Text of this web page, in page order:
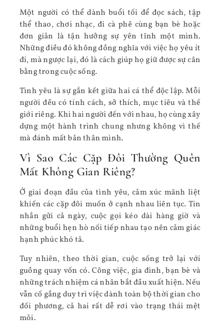
Một người có thể dành buổi tối để đọc sách, tập
thể thao, chơi nhạc, đi cà phê cùng bạn bè hoặc
đơn giản là tận hưởng sự yên tĩnh một mình.
Những điều đó không đồng nghĩa với việc họ yêu ít
đi, mà ngược lại, đó là cách giúp họ giữ được sự cân
bằng trong cuộc sống.
Tình yêu là sự gắn kết giữa hai cá thể độc lập. Mỗi
người đều có tính cách, sở thích, mục tiêu và thế
giới riêng. Khi hai người đến với nhau, họ cùng xây
dựng một hành trình chung nhưng không vì thế
mà đánh mất bản thân mình.
Vì Sao Các Cặp Đôi Thường Quên
Mất Không Gian Riêng?
Ở giai đoạn đầu của tình yêu, cảm xúc mãnh liệt
khiến các cặp đôi muốn ở cạnh nhau liên tục. Tin
nhắn gửi cả ngày, cuộc gọi kéo dài hàng giờ và
những buổi hẹn hò nối tiếp nhau tạo nên cảm giác
hạnh phúc khó tả.
Tuy nhiên, theo thời gian, cuộc sống trở lại với
guồng quay vốn có. Công việc, gia đình, bạn bè và
những trách nhiệm cá nhân bắt đầu xuất hiện. Nếu
vẫn cố gắng duy trì việc dành toàn bộ thời gian cho
đối phương, cả hai rất dễ rơi vào trạng thái mệt
mỏi.